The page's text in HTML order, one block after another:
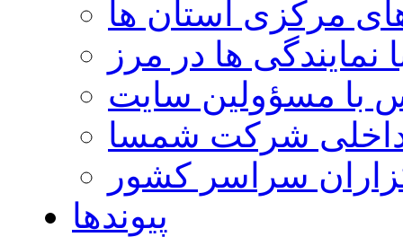
مرکزی استان ها
نمایندگی ها در مرز
با مسؤولین سایت
شرکت شمسا
سراسر کشور
پیوندها